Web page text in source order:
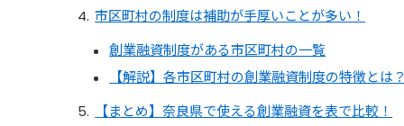
市区町村の制度は補助が手厚いことが多い！
創業融資制度がある市区町村の一覧
【解説】各市区町村の創業融資制度の特徴とは
【まとめ】奈良県で使える創業融資を表で比較！